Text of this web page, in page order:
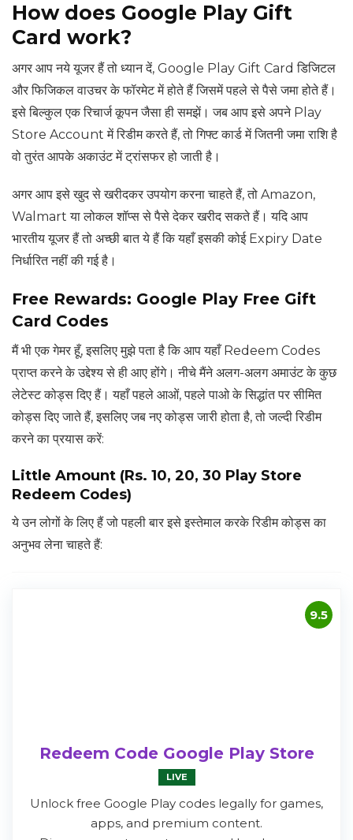
How does Google Play Gift
Card work?
अगर आप नये यूजर हैं तो ध्यान दें, Google Play Gift Card डिजिटल
और फिजिकल वाउचर के फॉरमेट में होते हैं जिसमें पहले से पैसे जमा होते हैं।
इसे बिल्कुल एक रिचार्ज कूपन जैसा ही समझें। जब आप इसे अपने Play
Store Account में रिडीम करते हैं, तो गिफ्ट कार्ड में जितनी जमा राशि है
वो तुरंत आपके अकाउंट में ट्रांसफर हो जाती है।
अगर आप इसे खुद से खरीदकर उपयोग करना चाहते हैं, तो Amazon,
Walmart या लोकल शॉप्स से पैसे देकर खरीद सकते हैं। यदि आप
भारतीय यूजर हैं तो अच्छी बात ये हैं कि यहाँ इसकी कोई Expiry Date
निर्धारित नहीं की गई है।
Free Rewards: Google Play Free Gift
Card Codes
मैं भी एक गेमर हूँ, इसलिए मुझे पता है कि आप यहाँ Redeem Codes
प्राप्त करने के उद्देश्य से ही आए होंगे। नीचे मैंने अलग-अलग अमाउंट के कुछ
लेटेस्ट कोड्स दिए हैं। यहाँ पहले आओं, पहले पाओ के सिद्धांत पर सीमित
कोड्स दिए जाते हैं, इसलिए जब नए कोड्स जारी होता है, तो जल्दी रिडीम
करने का प्रयास करें:
Little Amount (Rs. 10, 20, 30 Play Store
Redeem Codes)
ये उन लोगों के लिए हैं जो पहली बार इसे इस्तेमाल करके रिडीम कोड्स का
अनुभव लेना चाहते हैं:
9.5
Redeem Code Google Play Store
LIVE
Unlock free Google Play codes legally for games,
apps, and premium content.